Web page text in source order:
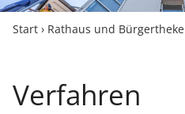
Start › Rathaus und Bürgertheke
Verfahren